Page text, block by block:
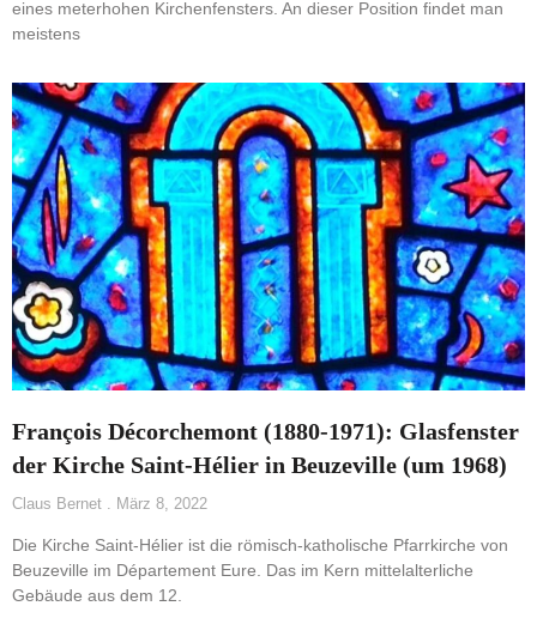
eines meterhohen Kirchenfensters. An dieser Position findet man
meistens
François Décorchemont (1880-1971): Glasfenster
der Kirche Saint-Hélier in Beuzeville (um 1968)
Claus Bernet März 8, 2022
Die Kirche Saint-Hélier ist die römisch-katholische Pfarrkirche von
Beuzeville im Département Eure. Das im Kern mittelalterliche
Gebäude aus dem 12.